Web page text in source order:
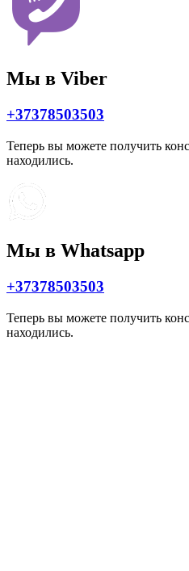
Мы в Viber
+37378503503
Теперь вы можете получить
находились.
Мы в Whatsapp
+37378503503
Теперь вы можете получить
находились.